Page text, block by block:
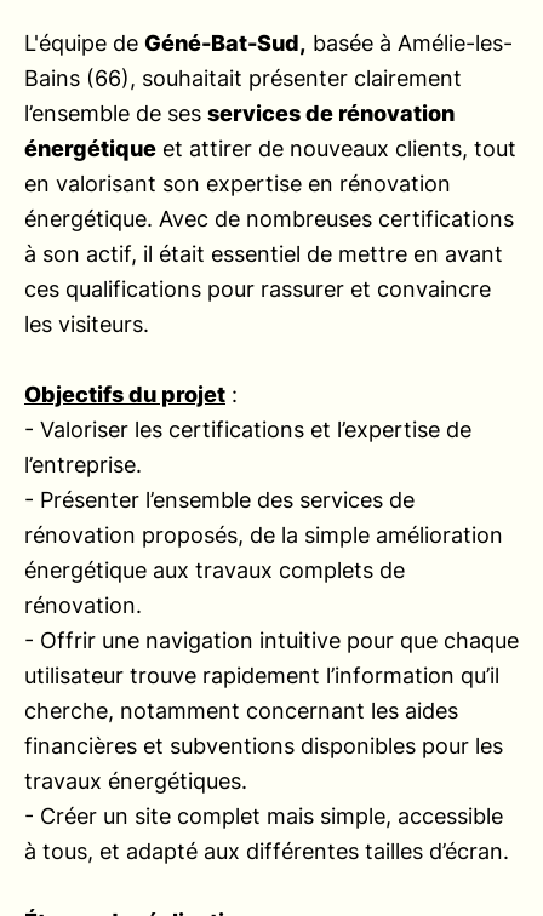
L'équipe de Géné-Bat-Sud, basée à Amélie-les-
Bains (66), souhaitait présenter clairement
l’ensemble de ses services de rénovation
énergétique et attirer de nouveaux clients, tout
en valorisant son expertise en rénovation
énergétique. Avec de nombreuses certifications
à son actif, il était essentiel de mettre en avant
ces qualifications pour rassurer et convaincre
les visiteurs.
Objectifs du projet :
- Valoriser les certifications et l’expertise de
l’entreprise.
- Présenter l’ensemble des services de
rénovation proposés, de la simple amélioration
énergétique aux travaux complets de
rénovation.
- Offrir une navigation intuitive pour que chaque
utilisateur trouve rapidement l’information qu’il
cherche, notamment concernant les aides
financières et subventions disponibles pour les
travaux énergétiques.
- Créer un site complet mais simple, accessible
à tous, et adapté aux différentes tailles d’écran.